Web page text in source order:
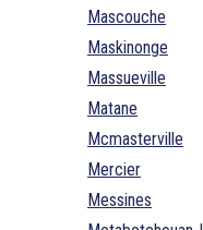
Mascouche
Maskinonge
Massueville
Matane
Mcmasterville
Mercier
Messines